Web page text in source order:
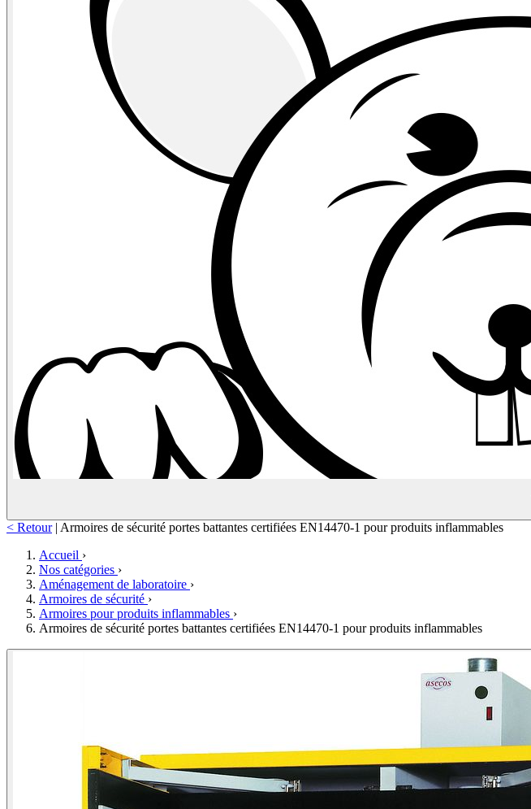
< Retour | Armoires de sécurité portes battantes certifiées EN14470-1 pour produits inflammables
Accueil ›
Nos catégories ›
Aménagement de laboratoire ›
Armoires de sécurité ›
Armoires pour produits inflammables ›
Armoires de sécurité portes battantes certifiées EN14470-1 pour produits inflammables